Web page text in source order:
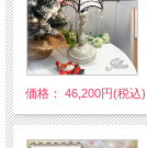
価格： 46,200円(税込)